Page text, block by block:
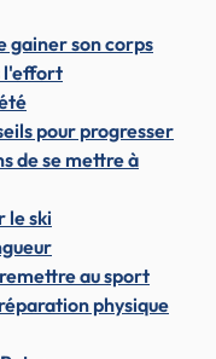
gainer son corps
l'effort
pour progresser
de se mettre à
le ski
au sport
physique